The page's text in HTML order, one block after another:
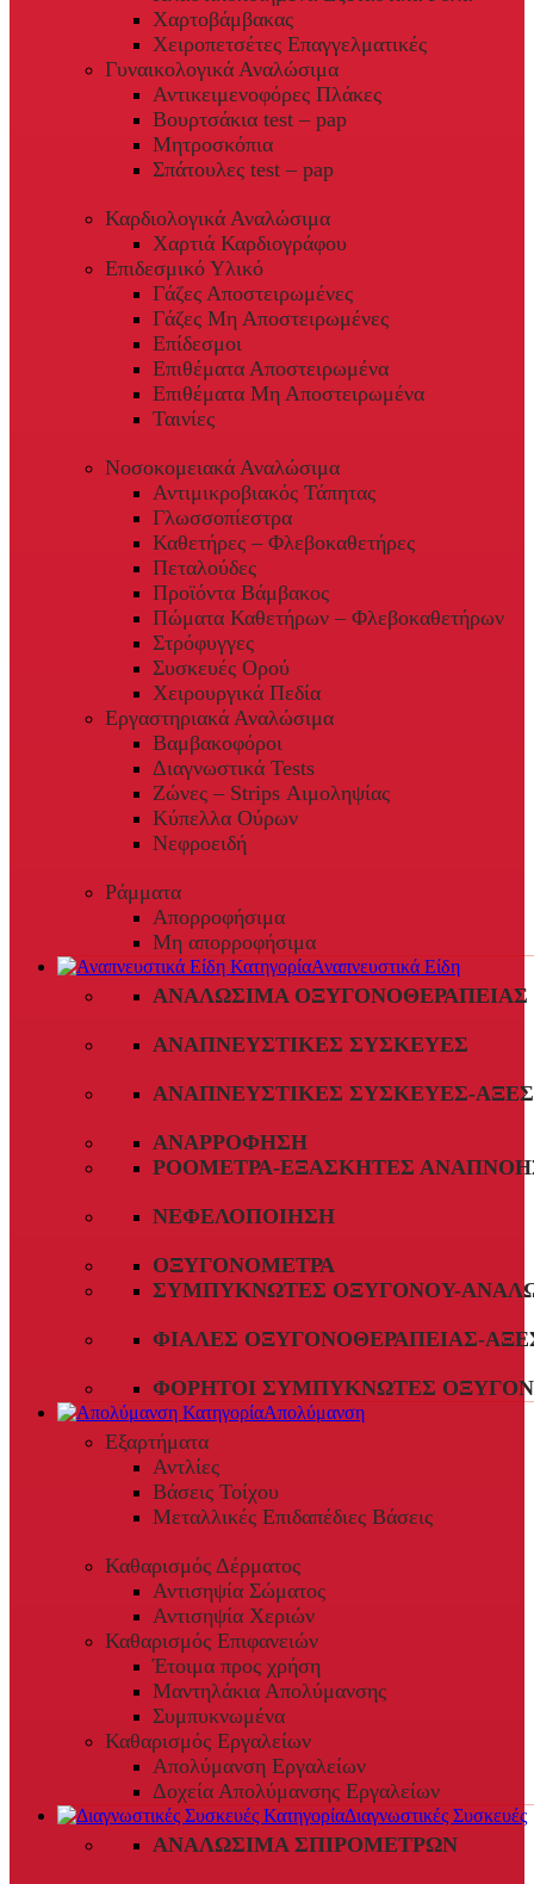
Χαρτοβάμβακας
Χειροπετσέτες Επαγγελματικές
Γυναικολογικά Αναλώσιμα
Αντικειμενοφόρες Πλάκες
Βουρτσάκια test – pap
Μητροσκόπια
Σπάτουλες test – pap
Καρδιολογικά Αναλώσιμα
Χαρτιά Καρδιογράφου
Επιδεσμικό Υλικό
Γάζες Αποστειρωμένες
Γάζες Μη Αποστειρωμένες
Επίδεσμοι
Επιθέματα Αποστειρωμένα
Επιθέματα Μη Αποστειρωμένα
Ταινίες
Νοσοκομειακά Αναλώσιμα
Αντιμικροβιακός Τάπητας
Γλωσσοπίεστρα
Καθετήρες – Φλεβοκαθετήρες
Πεταλούδες
Προϊόντα Βάμβακος
Πώματα Καθετήρων – Φλεβοκαθετήρων
Στρόφυγγες
Συσκευές Ορού
Χειρουργικά Πεδία
Εργαστηριακά Αναλώσιμα
Βαμβακοφόροι
Διαγνωστικά Tests
Ζώνες – Strips Αιμοληψίας
Κύπελλα Ούρων
Νεφροειδή
Ράμματα
Απορροφήσιμα
Μη απορροφήσιμα
Αναπνευστικά Είδη
ΑΝΑΛΏΣΙΜΑ ΟΞΥΓΟΝΟΘΕΡΑΠΕΊΑΣ
ΑΝΑΠΝΕΥΣΤΙΚΈΣ ΣΥΣΚΕΥΈΣ
ΑΝΑΠΝΕΥΣΤΙΚΈΣ ΣΥΣΚΕΥΈΣ-
ΑΝΑΡΡΌΦΗΣΗ
ΡΟΌΜΕΤΡΑ-ΕΞΑΣΚΗΤΈΣ
ΝΕΦΕΛΟΠΟΊΗΣΗ
ΟΞΥΓΟΝΌΜΕΤΡΑ
ΣΥΜΠΥΚΝΩΤΈΣ ΟΞΥΓΌΝΟΥ-
ΦΙΆΛΕΣ ΟΞΥΓΟΝΟΘΕΡΑΠΕΊΑΣ-
ΦΟΡΗΤΟΊ ΣΥΜΠΥΚΝΩΤΈΣ
Απολύμανση
Εξαρτήματα
Αντλίες
Βάσεις Τοίχου
Μεταλλικές Επιδαπέδιες Βάσεις
Καθαρισμός Δέρματος
Αντισηψία Σώματος
Αντισηψία Χεριών
Καθαρισμός Επιφανειών
Έτοιμα προς χρήση
Μαντηλάκια Απολύμανσης
Συμπυκνωμένα
Καθαρισμός Εργαλείων
Απολύμανση Εργαλείων
Δοχεία Απολύμανσης Εργαλείων
Διαγνωστικές Συσκευές
ΑΝΑΛΏΣΙΜΑ ΣΠΙΡΟΜΈΤΡΩΝ